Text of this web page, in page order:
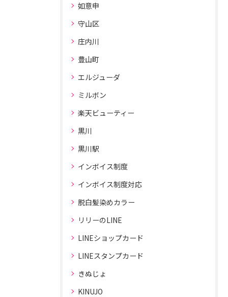
如意申
守山区
庄内川
豊山町
エルジューダ
ミルボン
楽天ビューティー
黒川
黒川駅
インボイス制度
インボイス制度対応
脱白髪染めカラー
リリーのLINE
LINEショップカード
LINEスタンプカード
きぬじょ
KINUJO